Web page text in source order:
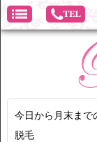
今日から月末ま
脱毛